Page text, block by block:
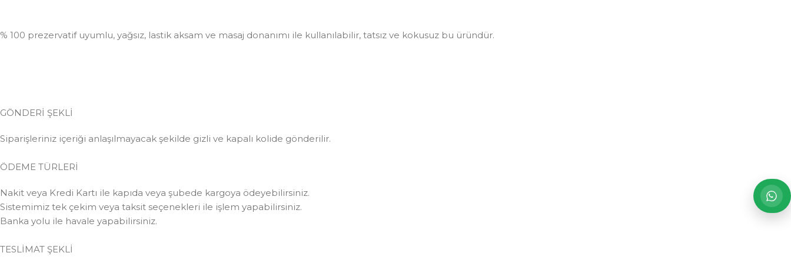
% 100 prezervatif uyumlu, yağsız, lastik aksam ve masaj donanımı ile kullanılabilir, tatsız ve kokusuz bu üründür.
GÖNDERİ ŞEKLİ
Siparişleriniz içeriği anlaşılmayacak şekilde gizli ve kapalı kolide gönderilir.
ÖDEME TÜRLERİ
Nakit veya Kredi Kartı ile kapıda veya şubede kargoya ödeyebilirsiniz.
Sistemimiz tek çekim veya taksit seçenekleri ile işlem yapabilirsiniz.
Banka yolu ile havale yapabilirsiniz.
TESLİMAT ŞEKLİ